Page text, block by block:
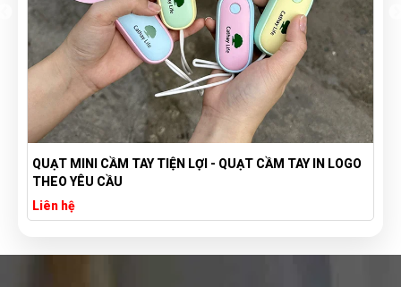
QUẠT MINI CẦM TAY TIỆN LỢI - QUẠT CẦM TAY IN LOGO
THEO YÊU CẦU
Liên hệ